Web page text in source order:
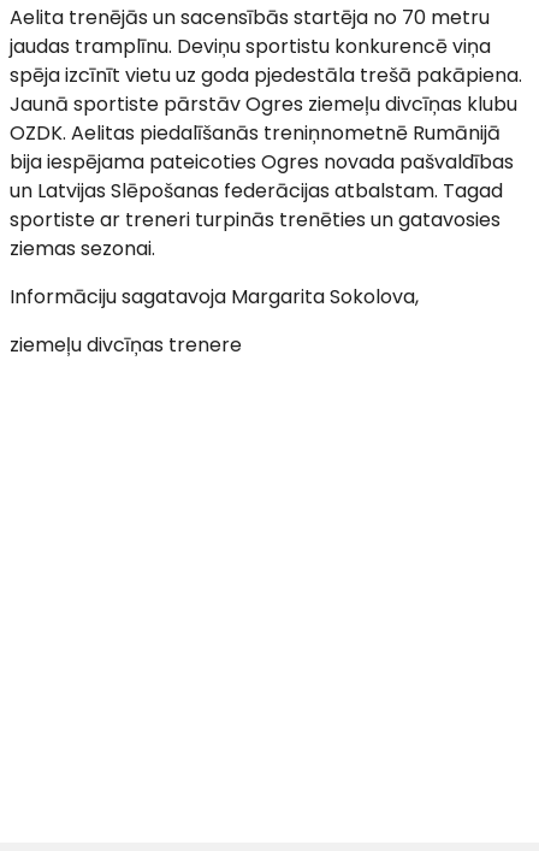
Aelita trenējās un sacensībās startēja no 70 metru
jaudas tramplīnu. Deviņu sportistu konkurencē viņa
spēja izcīnīt vietu uz goda pjedestāla trešā pakāpiena.
Jaunā sportiste pārstāv Ogres ziemeļu divcīņas klubu
OZDK. Aelitas piedalīšanās treniņnometnē Rumānijā
bija iespējama pateicoties Ogres novada pašvaldības
un Latvijas Slēpošanas federācijas atbalstam. Tagad
sportiste ar treneri turpinās trenēties un gatavosies
ziemas sezonai.
Informāciju sagatavoja Margarita Sokolova,
ziemeļu divcīņas trenere